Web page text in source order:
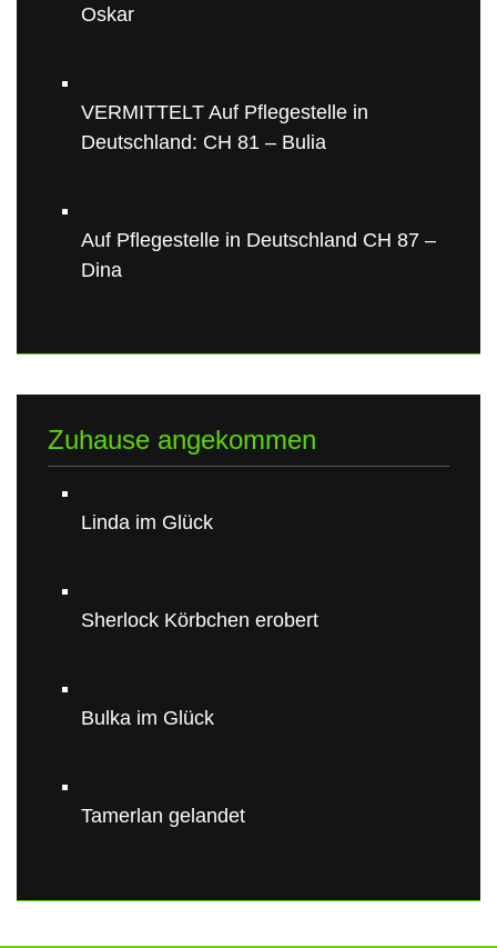
Oskar
VERMITTELT Auf Pflegestelle in
Deutschland: CH 81 – Bulia
Auf Pflegestelle in Deutschland CH 87 –
Dina
Zuhause angekommen
Linda im Glück
Sherlock Körbchen erobert
Bulka im Glück
Tamerlan gelandet